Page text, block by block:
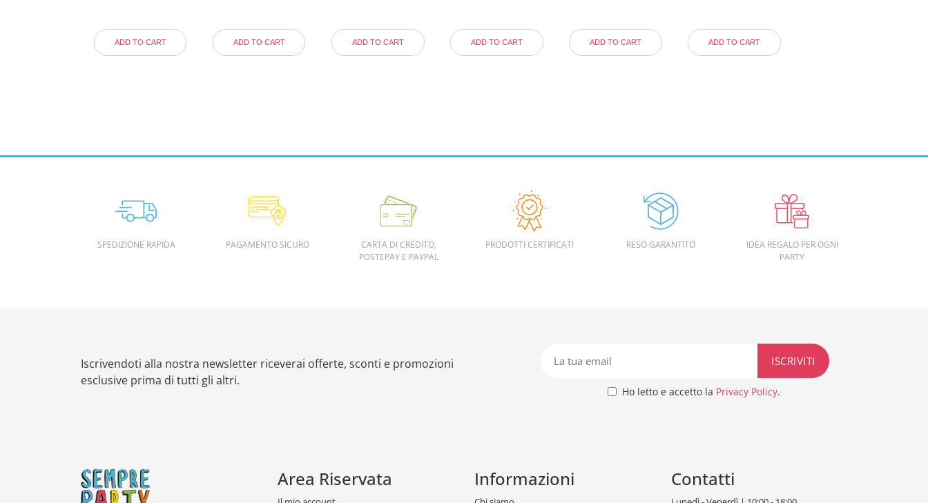
ADD TO CART ADD TO CART ADD TO CART ADD TO CART ADD TO CART ADD TO CART
SPEDIZIONE RAPIDA PAGAMENTO SICURO
CARTA DI CREDITO,
POSTEPAY E PAYPAL
PRODOTTI CERTIFICATI RESO GARANTITO
IDEA REGALO PER OGNI
PARTY
Iscrivendoti alla nostra newsletter riceverai offerte, sconti e promozioni
esclusive prima di tutti gli altri.
Ho letto e accetto la Privacy Policy.
Area Riservata Informazioni Contatti